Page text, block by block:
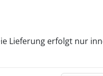
Lieferung erfolgt nur